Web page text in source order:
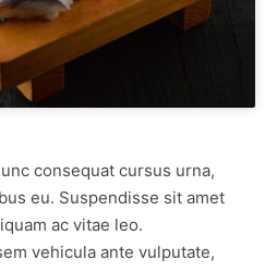
consequat cursus urna,
eu. Suspendisse sit amet
ac vitae leo.
vehicula ante vulputate,